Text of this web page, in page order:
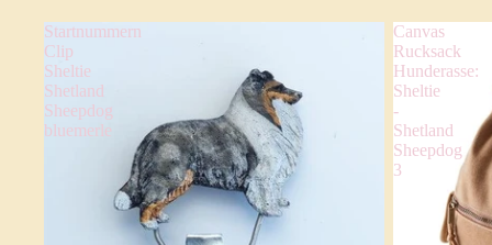
Startnummern
Clip
Sheltie
Shetland
Sheepdog
bluemerle
Canvas
Rucksack
Hunderasse:
Sheltie
-
Shetland
Sheepdog
3